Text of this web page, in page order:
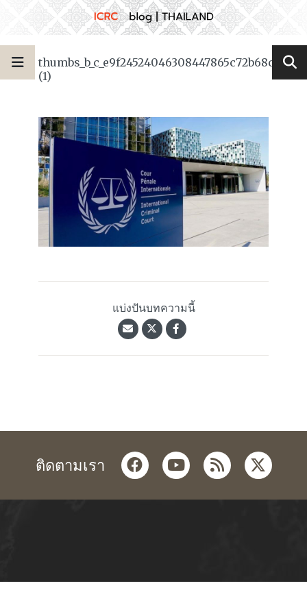
thumbs_b_c_e9f24524046308447865c72b68c3e60b
(1)
แบ่งปันบทความนี้
ติดตามเรา facebookyoutube
rss twitter